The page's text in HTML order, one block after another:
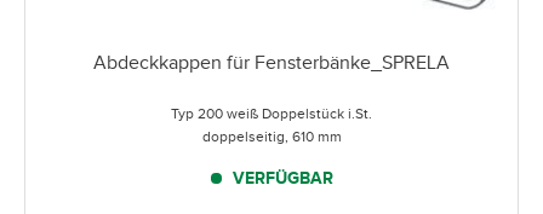
Abdeckkappen für Fensterbänke_SPRELA
Typ 200 weiß Doppelstück i.St.
doppelseitig, 610 mm
VERFÜGBAR